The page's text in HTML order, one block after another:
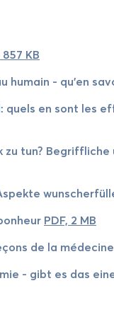
857 KB
- qu’en
quels en sont les
zu tun?
PDF, 2 MB
de la
- gibt es das